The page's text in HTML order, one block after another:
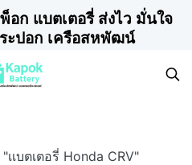
อก แบตเตอรี่ ส่งไว มั่นใจ
ะปอก เครือสหพัฒน์
เบตเตอรี่ Honda CRV"